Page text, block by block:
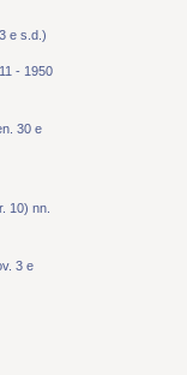
e s.d.)
- 1950
30 e
10) nn.
3 e